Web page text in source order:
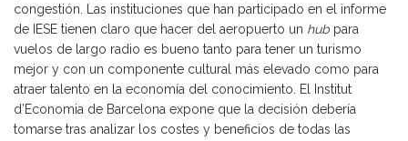
congestión. Las instituciones que han participado en el informe
de IESE tienen claro que hacer del aeropuerto un hub para
vuelos de largo radio es bueno tanto para tener un turismo
mejor y con un componente cultural más elevado como para
atraer talento en la economía del conocimiento. El Institut
d’Economia de Barcelona expone que la decisión debería
tomarse tras analizar los costes y beneficios de todas las